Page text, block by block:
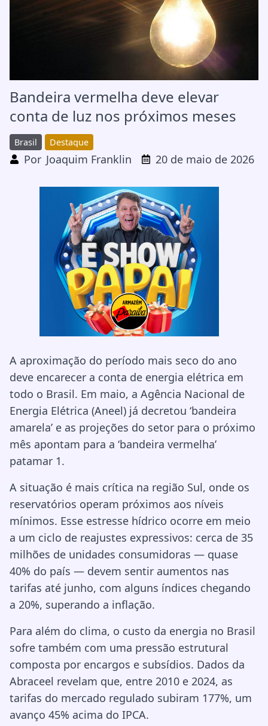
Bandeira vermelha deve elevar
conta de luz nos próximos meses
Brasil Destaque
Por Joaquim Franklin 20 de maio de 2026
A aproximação do período mais seco do ano
deve encarecer a conta de energia elétrica em
todo o Brasil. Em maio, a Agência Nacional de
Energia Elétrica (Aneel) já decretou ‘bandeira
amarela’ e as projeções do setor para o próximo
mês apontam para a ‘bandeira vermelha’
patamar 1.
A situação é mais crítica na região Sul, onde os
reservatórios operam próximos aos níveis
mínimos. Esse estresse hídrico ocorre em meio
a um ciclo de reajustes expressivos: cerca de 35
milhões de unidades consumidoras — quase
40% do país — devem sentir aumentos nas
tarifas até junho, com alguns índices chegando
a 20%, superando a inflação.
Para além do clima, o custo da energia no Brasil
sofre também com uma pressão estrutural
composta por encargos e subsídios. Dados da
Abraceel revelam que, entre 2010 e 2024, as
tarifas do mercado regulado subiram 177%, um
avanço 45% acima do IPCA.